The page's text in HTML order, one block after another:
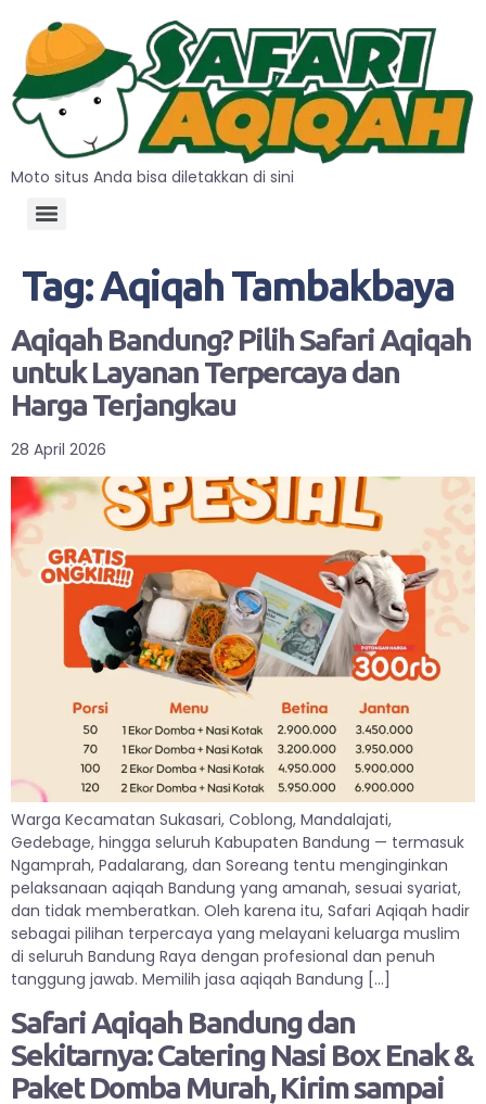
Moto situs Anda bisa diletakkan di sini
Tag:Aqiqah Tambakbaya
Aqiqah Bandung? Pilih Safari Aqiqah
untuk Layanan Terpercaya dan
Harga Terjangkau
28 April 2026
Warga Kecamatan Sukasari, Coblong, Mandalajati,
Gedebage, hingga seluruh Kabupaten Bandung — termasuk
Ngamprah, Padalarang, dan Soreang tentu menginginkan
pelaksanaan aqiqah Bandung yang amanah, sesuai syariat,
dan tidak memberatkan. Oleh karena itu, Safari Aqiqah hadir
sebagai pilihan terpercaya yang melayani keluarga muslim
di seluruh Bandung Raya dengan profesional dan penuh
tanggung jawab. Memilih jasa aqiqah Bandung […]
Safari Aqiqah Bandung dan
Sekitarnya: Catering Nasi Box Enak &
Paket Domba Murah, Kirim sampai